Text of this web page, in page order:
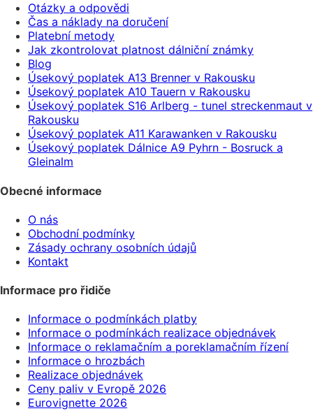
Otázky a odpovědi
Čas a náklady na doručení
Platební metody
Jak zkontrolovat platnost dálniční známky
Blog
Úsekový poplatek A13 Brenner v Rakousku
Úsekový poplatek A10 Tauern v Rakousku
Úsekový poplatek S16 Arlberg - tunel streckenmaut v
Rakousku
Úsekový poplatek A11 Karawanken v Rakousku
Úsekový poplatek Dálnice A9 Pyhrn - Bosruck a
Gleinalm
Obecné informace
O nás
Obchodní podmínky
Zásady ochrany osobních údajů
Kontakt
Informace pro řidiče
Informace o podmínkách platby
Informace o podmínkách realizace objednávek
Informace o reklamačním a poreklamačním řízení
Informace o hrozbách
Realizace objednávek
Ceny paliv v Evropě 2026
Eurovignette 2026